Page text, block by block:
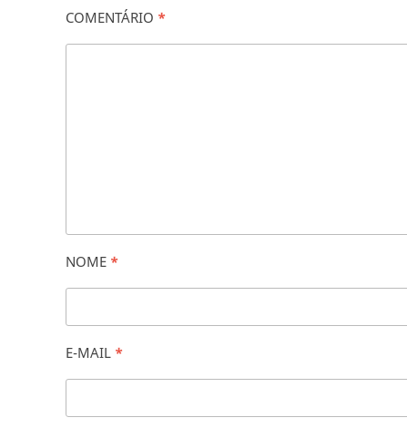
COMENTÁRIO *
NOME *
E-MAIL *